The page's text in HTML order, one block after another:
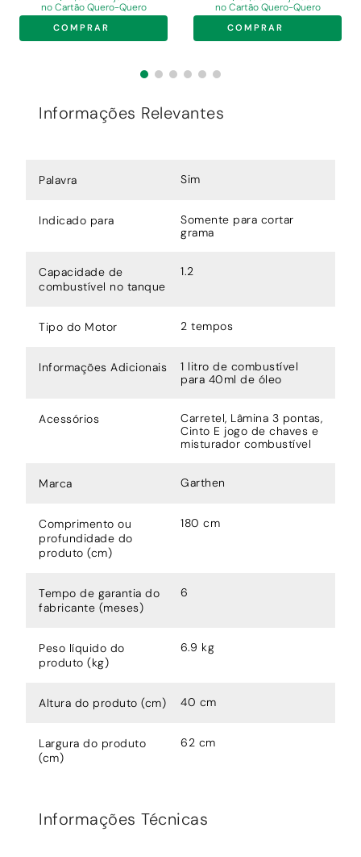
no Cartão Quero-Quero
COMPRAR
no Cartão Quero-Quero
COMPRAR
Informações Relevantes
Palavra Sim
Indicado para
Somente para cortar
grama
Capacidade de
combustível no tanque
1.2
Tipo do Motor 2 tempos
Informações Adicionais
1 litro de combustível
para 40ml de óleo
Acessórios
Carretel, Lâmina 3 pontas,
Cinto E jogo de chaves e
misturador combustível
Marca Garthen
Comprimento ou
profundidade do
produto (cm)
180 cm
Tempo de garantia do
fabricante (meses)
6
Peso líquido do
produto (kg)
6.9 kg
Altura do produto (cm) 40 cm
Largura do produto
(cm)
62 cm
Informações Técnicas